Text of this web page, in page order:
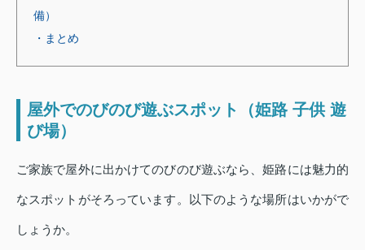
備）
・まとめ
屋外でのびのび遊ぶスポット（姫路 子供 遊
び場）
ご家族で屋外に出かけてのびのび遊ぶなら、姫路には魅力的
なスポットがそろっています。以下のような場所はいかがで
しょうか。